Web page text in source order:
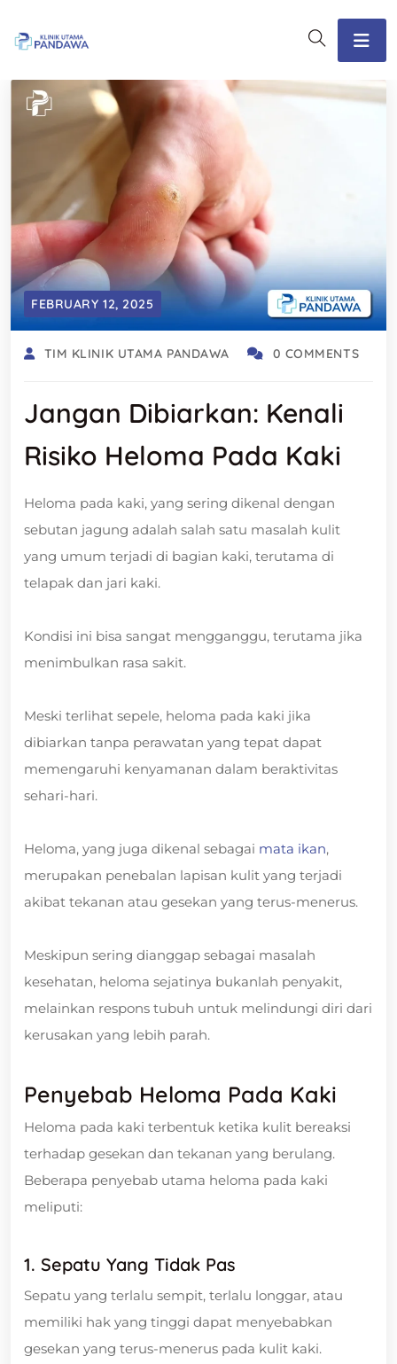
FEBRUARY 12, 2025
TIM KLINIK UTAMA PANDAWA 0 COMMENTS
Jangan Dibiarkan: Kenali
Risiko Heloma Pada Kaki
Heloma pada kaki, yang sering dikenal dengan
sebutan jagung adalah salah satu masalah kulit
yang umum terjadi di bagian kaki, terutama di
telapak dan jari kaki.
Kondisi ini bisa sangat mengganggu, terutama jika
menimbulkan rasa sakit.
Meski terlihat sepele, heloma pada kaki jika
dibiarkan tanpa perawatan yang tepat dapat
memengaruhi kenyamanan dalam beraktivitas
sehari-hari.
Heloma, yang juga dikenal sebagai mata ikan,
merupakan penebalan lapisan kulit yang terjadi
akibat tekanan atau gesekan yang terus-menerus.
Meskipun sering dianggap sebagai masalah
kesehatan, heloma sejatinya bukanlah penyakit,
melainkan respons tubuh untuk melindungi diri dari
kerusakan yang lebih parah.
Penyebab Heloma Pada Kaki
Heloma pada kaki terbentuk ketika kulit bereaksi
terhadap gesekan dan tekanan yang berulang.
Beberapa penyebab utama heloma pada kaki
meliputi:
1. Sepatu Yang Tidak Pas
Sepatu yang terlalu sempit, terlalu longgar, atau
memiliki hak yang tinggi dapat menyebabkan
gesekan yang terus-menerus pada kulit kaki.